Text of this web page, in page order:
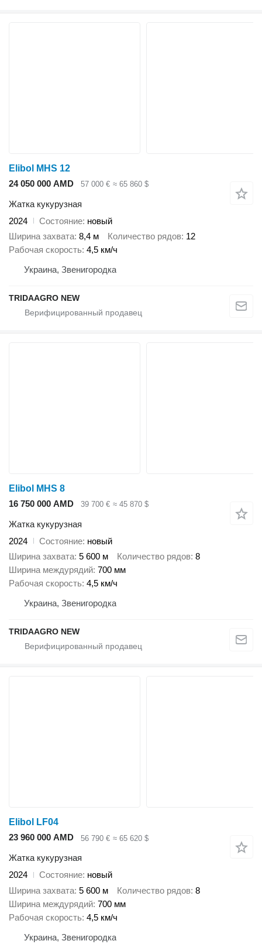
Elibol MHS 12
24 050 000 AMD
57 000 € ≈ 65 860 $
Жатка кукурузная
2024
Состояние новый
Ширина захвата 8,4 м Количество рядов 12
Рабочая скорость 4,5 км/ч
Украина, Звенигородка
TRIDAAGRO NEW
Elibol MHS 8
16 750 000 AMD
39 700 € ≈ 45 870 $
Жатка кукурузная
2024
Состояние новый
Ширина захвата 5 600 м Количество рядов 8
Ширина междурядий 700 мм
Рабочая скорость 4,5 км/ч
Украина, Звенигородка
TRIDAAGRO NEW
Elibol LF04
23 960 000 AMD
56 790 € ≈ 65 620 $
Жатка кукурузная
2024
Состояние новый
Ширина захвата 5 600 м Количество рядов 8
Ширина междурядий 700 мм
Рабочая скорость 4,5 км/ч
Украина, Звенигородка